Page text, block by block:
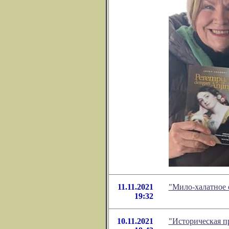
11.11.2021
19:32
"Мило-халатное
10.11.2021
"Историческая